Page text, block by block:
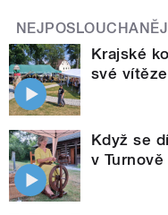
Krajské
své
Když se
v Turnově